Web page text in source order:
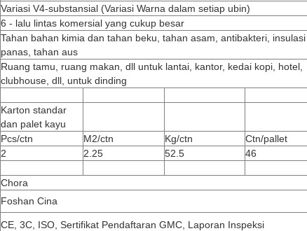
Variasi V4-substansial (Variasi Warna dalam setiap ubin)
6 - lalu lintas komersial yang cukup besar
Tahan bahan kimia dan tahan beku, tahan asam, antibakteri, insulasi
panas, tahan aus
Ruang tamu, ruang makan, dll untuk lantai, kantor, kedai kopi, hotel,
clubhouse, dll, untuk dinding
Karton standar
dan palet kayu
Pcs/ctn M2/ctn Kg/ctn
Ctn/pallet
2 2.25 52.5 46
Chora
Foshan Cina
CE, 3C, ISO, Sertifikat Pendaftaran GMC, Laporan Inspeksi